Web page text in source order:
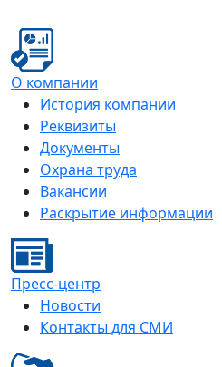
О компании
История компании
Реквизиты
Документы
Охрана труда
Вакансии
Раскрытие информации
Пресс-центр
Новости
Контакты для СМИ